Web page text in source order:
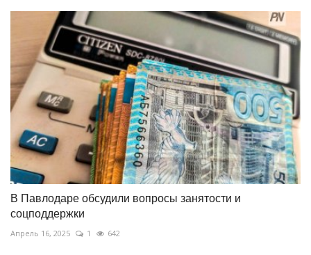
В Павлодаре обсудили вопросы занятости и
соцподдержки
Апрель 16, 2025 1 642